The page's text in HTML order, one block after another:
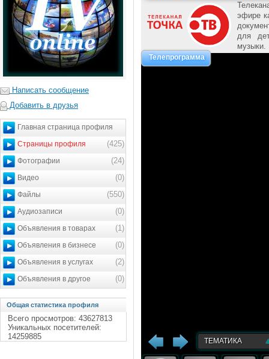
Написать сообщение
Добавить в друзья
Главная страница профиля
(425)
Страницы профиля
(24)
Фотографии
(0)
Видео
(550)
Файлы
(0)
Аудиозаписи
(1)
Объявления в товарах
(0)
Объявления в бизнесе
(2)
Объявления в услугах
(0)
Объявления в другое
Общая статистика профиля
Всего просмотров: 43627813
Уникальных посетителей:
14259885
эфире
для
музыки.
Телепрограмма
ТЕМАТИКА